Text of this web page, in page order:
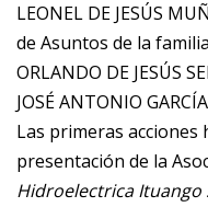
LEONEL DE JESÚS
de Asuntos de la
ORLANDO DE JESÚS
JOSÉ ANTONIO
Las primeras acciones
presentación de la
Hidroelectrica Ituango